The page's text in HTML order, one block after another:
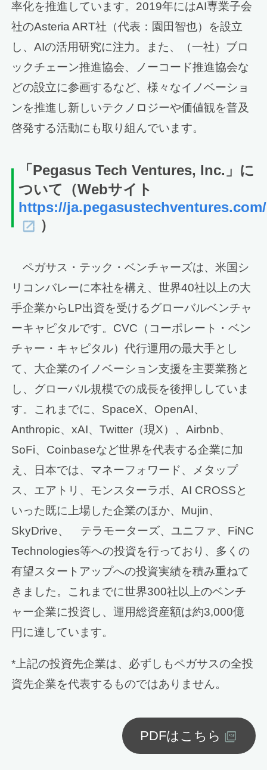
率化を推進しています。2019年にはAI専業子会
社のAsteria ART社（代表：園田智也）を設立
し、AIの活用研究に注力。また、（一社）ブロ
ックチェーン推進協会、ノーコード推進協会な
どの設立に参画するなど、様々なイノベーショ
ンを推進し新しいテクノロジーや価値観を普及
啓発する活動にも取り組んでいます。
「Pegasus Tech Ventures, Inc.」に
ついて（Webサイト
https://ja.pegasustechventures.com/
）
ペガサス・テック・ベンチャーズは、米国シ
リコンバレーに本社を構え、世界40社以上の大
手企業からLP出資を受けるグローバルベンチャ
ーキャピタルです。CVC（コーポレート・ベン
チャー・キャピタル）代行運用の最大手とし
て、大企業のイノベーション支援を主要業務と
し、グローバル規模での成長を後押ししていま
す。これまでに、SpaceX、OpenAI、
Anthropic、xAI、Twitter（現X）、Airbnb、
SoFi、Coinbaseなど世界を代表する企業に加
え、日本では、マネーフォワード、メタップ
ス、エアトリ、モンスターラボ、AI CROSSと
いった既に上場した企業のほか、Mujin、
SkyDrive、 テラモーターズ、ユニファ、FiNC
Technologies等への投資を行っており、多くの
有望スタートアップへの投資実績を積み重ねて
きました。これまでに世界300社以上のベンチ
ャー企業に投資し、運用総資産額は約3,000億
円に達しています。
*上記の投資先企業は、必ずしもペガサスの全投
資先企業を代表するものではありません。
PDFはこちら